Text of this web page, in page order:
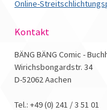
Online-
Kontakt
BÄNG BÄNG Comic -
Wirichsbongardstr. 34
D-52062 Aachen
Tel.: +49 (0) 241 / 3 51 01